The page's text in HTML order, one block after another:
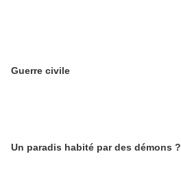
Guerre civile
Un paradis habité par des démons ?